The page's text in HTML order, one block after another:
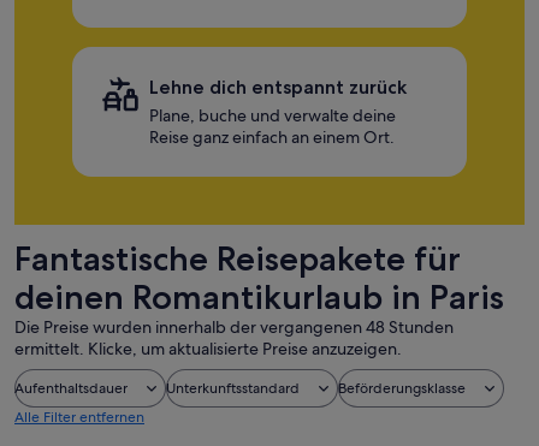
Lehne dich entspannt zurück
Plane, buche und verwalte deine
Reise ganz einfach an einem Ort.
Fantastische Reisepakete für
deinen Romantikurlaub in Paris
Die Preise wurden innerhalb der vergangenen 48 Stunden
ermittelt. Klicke, um aktualisierte Preise anzuzeigen.
Aufenthaltsdauer Unterkunftsstandard
Beförderungsklasse
Alle Filter entfernen